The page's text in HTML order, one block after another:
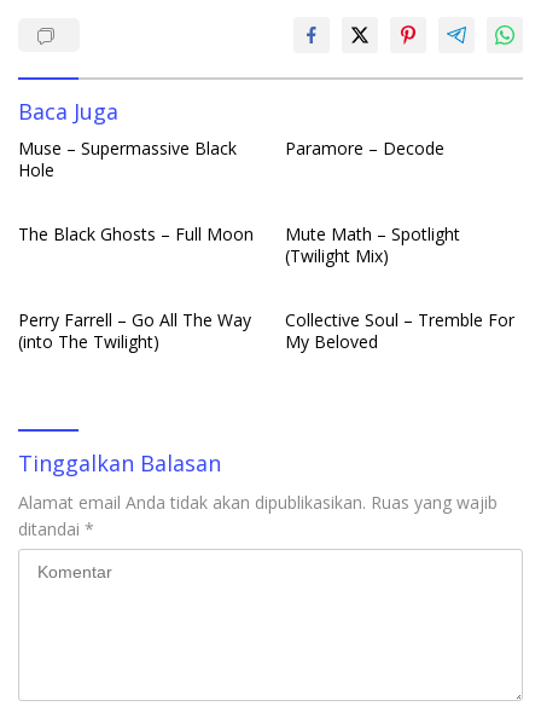
k p
Baca Juga
Muse – Supermassive Black
Hole
Paramore – Decode
The Black Ghosts – Full Moon
Mute Math – Spotlight
(Twilight Mix)
Perry Farrell – Go All The Way
(into The Twilight)
Collective Soul – Tremble For
My Beloved
Tinggalkan Balasan
Alamat email Anda tidak akan dipublikasikan. Ruas yang wajib
ditandai *